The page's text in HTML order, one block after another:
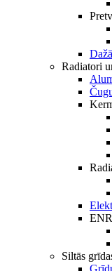
Radiatori
Siltās